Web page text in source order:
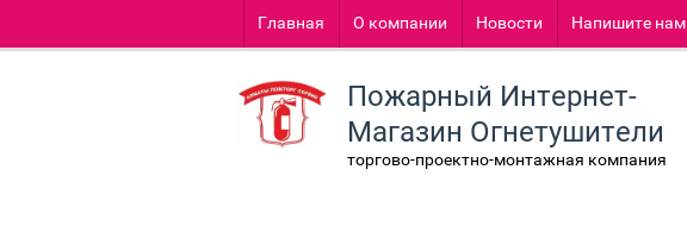
Главная О компании Новости Напишите нам
Пожарный Интернет-
Магазин Огнетушители
торгово-проектно-монтажная компания